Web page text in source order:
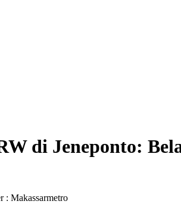
di Jeneponto:
: Makassarmetro